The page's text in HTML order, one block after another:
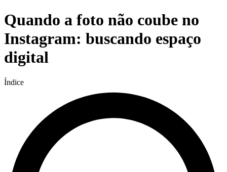
Quando a foto não coube no
Instagram: buscando espaço
digital
Índice